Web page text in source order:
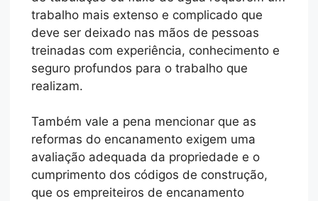
trabalho mais extenso e complicado que
deve ser deixado nas mãos de pessoas
treinadas com experiência, conhecimento e
seguro profundos para o trabalho que
realizam.
Também vale a pena mencionar que as
reformas do encanamento exigem uma
avaliação adequada da propriedade e o
cumprimento dos códigos de construção,
que os empreiteiros de encanamento